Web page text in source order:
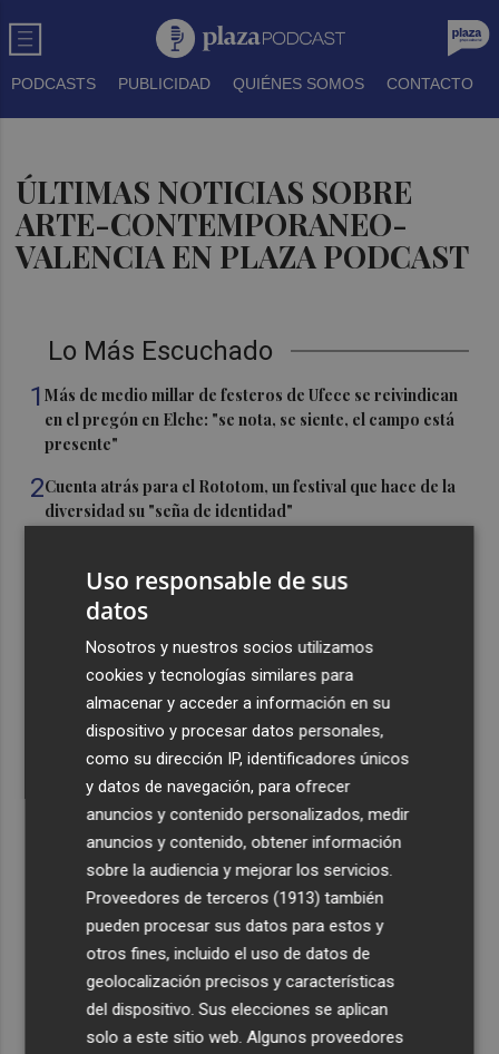
PODCASTS PUBLICIDAD QUIÉNES SOMOS CONTACTO
ÚLTIMAS NOTICIAS SOBRE
ARTE-CONTEMPORANEO-
VALENCIA EN PLAZA PODCAST
Lo Más Escuchado
1Más de medio millar de festeros de Ufece se reivindican
en el pregón en Elche: "se nota, se siente, el campo está
presente"
2Cuenta atrás para el Rototom, un festival que hace de la
diversidad su "seña de identidad"
de calidad por su atención orientada a las personas
mayores
Cartagena avanza con la modernización de los
Bomberos e impulsa una Ordenanza de Incendios
El Tesoro cierra el martes las subastas de agosto con
una emisión de letras a tres y nueve meses
Recibe toda la actualidad de
Plaza Podcast en tu correo
Quiero suscribirme
Uso responsable de sus
datos
Nosotros y nuestros socios utilizamos
cookies y tecnologías similares para
almacenar y acceder a información en su
dispositivo y procesar datos personales,
como su dirección IP, identificadores únicos
y datos de navegación, para ofrecer
anuncios y contenido personalizados, medir
anuncios y contenido, obtener información
sobre la audiencia y mejorar los servicios.
Proveedores de terceros (1913) también
pueden procesar sus datos para estos y
otros fines, incluido el uso de datos de
geolocalización precisos y características
del dispositivo. Sus elecciones se aplican
solo a este sitio web. Algunos proveedores